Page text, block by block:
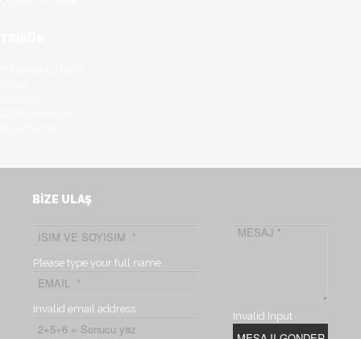
BİZE ULAŞ
Please type your full name.
Invalid email address.
Invalid Input